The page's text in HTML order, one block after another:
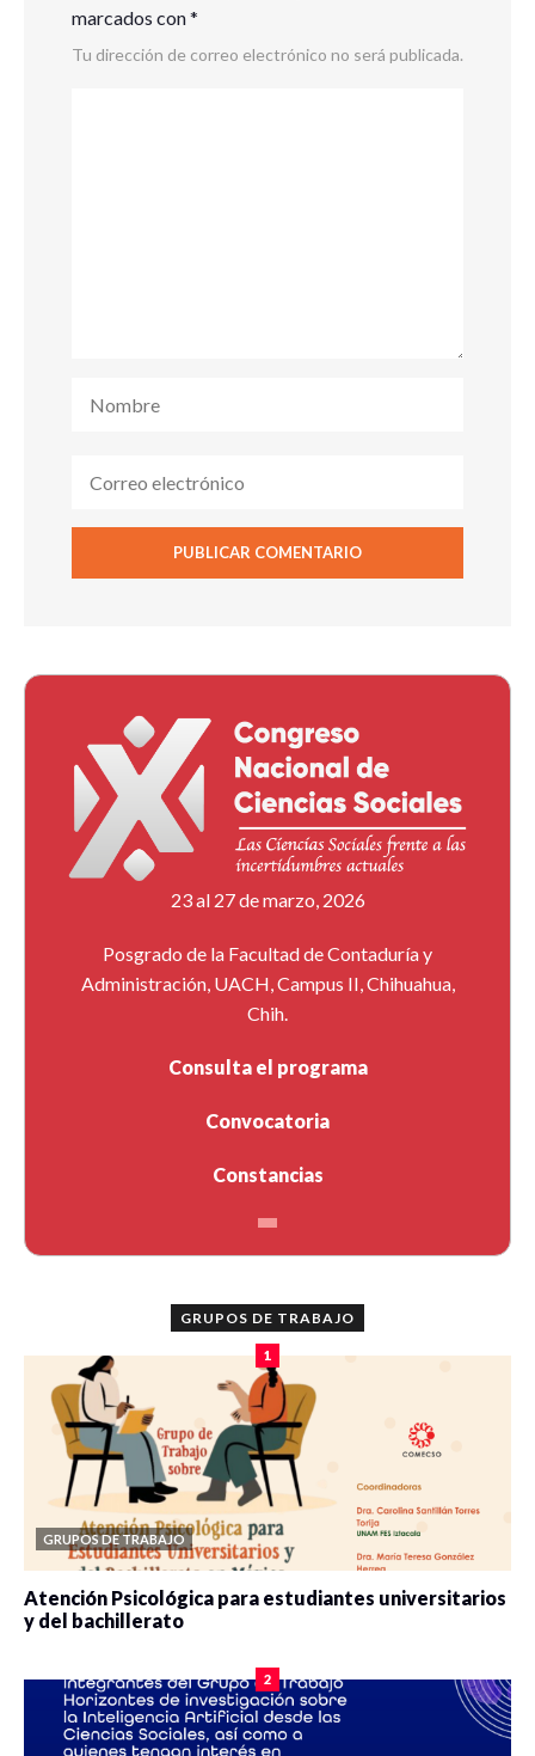
marcados con*
Tu dirección de correo electrónico no será publicada.
23 al 27 de marzo, 2026
Posgrado de la Facultad de Contaduría y
Administración, UACH, Campus II, Chihuahua,
Chih.
Consulta el programa
Convocatoria
Constancias
GRUPOS DE TRABAJO
1
GRUPOS DE TRABAJO
Atención Psicológica para estudiantes universitarios
y del bachillerato
2